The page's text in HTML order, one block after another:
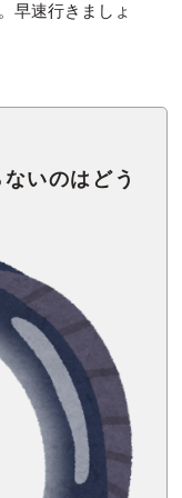
早速行きましょ
いのはどう